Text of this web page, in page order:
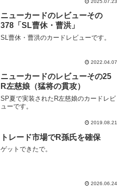
2025.07.23
ニューカードのレビューその
378「SL曹休・曹洪」
SL曹休・曹洪のカードレビューです。
2022.04.07
ニューカードのレビューその25
R左慈娘（猛将の貫攻）
SP夏で実装されたR左慈娘のカードレビ
ューです。
2019.08.21
トレード市場でR孫氏を確保
ゲットできたで。
2026.06.24